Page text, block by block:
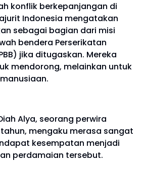
konflik berkepanjangan di
Indonesia mengatakan
sebagai bagian dari misi
bendera Perserikatan
jika ditugaskan. Mereka
mendorong, melainkan untuk
Alya, seorang perwira
mengaku merasa sangat
kesempatan menjadi
perdamaian tersebut.